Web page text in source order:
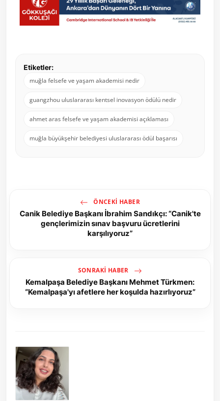
Etiketler:
muğla felsefe ve yaşam akademisi nedir
guangzhou uluslararası kentsel inovasyon ödülü nedir
ahmet aras felsefe ve yaşam akademisi açıklaması
muğla büyükşehir belediyesi uluslararası ödül başarısı
ÖNCEKI HABER
Canik Belediye Başkanı İbrahim Sandıkçı: “Canik'te
gençlerimizin sınav başvuru ücretlerini
karşılıyoruz”
SONRAKI HABER
Kemalpaşa Belediye Başkanı Mehmet Türkmen:
“Kemalpaşa'yı afetlere her koşulda hazırlıyoruz”